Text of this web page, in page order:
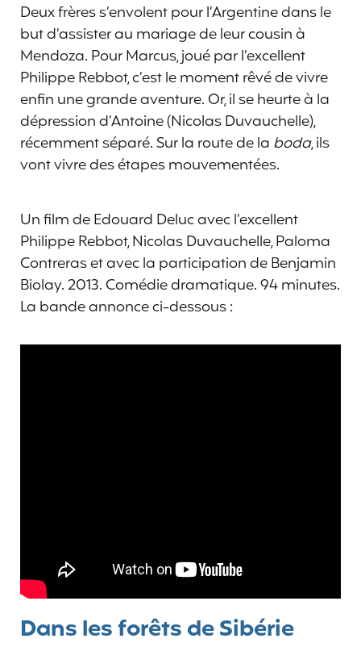
Deux frères s’envolent pour l’Argentine dans le
but d’assister au mariage de leur cousin à
Mendoza. Pour Marcus, joué par l’excellent
Philippe Rebbot, c’est le moment rêvé de vivre
enfin une grande aventure. Or, il se heurte à la
dépression d’Antoine (Nicolas Duvauchelle),
récemment séparé. Sur la route de la boda, ils
vont vivre des étapes mouvementées.
Un film de Edouard Deluc avec l’excellent
Philippe Rebbot, Nicolas Duvauchelle, Paloma
Contreras et avec la participation de Benjamin
Biolay. 2013. Comédie dramatique. 94 minutes.
La bande annonce ci-dessous :
Dans les forêts de Sibérie